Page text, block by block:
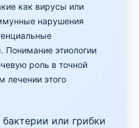
как вирусы или
нарушения
этиологии
роль в точной
лечении этого
или грибки